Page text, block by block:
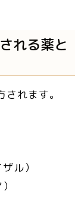
れる薬と
れます。
ル）